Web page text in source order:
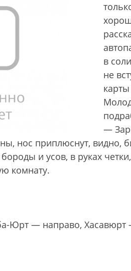
в
не
—
нос приплюснут, видно,
и усов, в руках
комнату.
Юрт — направо, Хасавюрт